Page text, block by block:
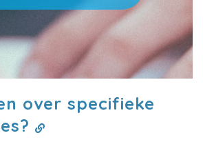
over specifieke